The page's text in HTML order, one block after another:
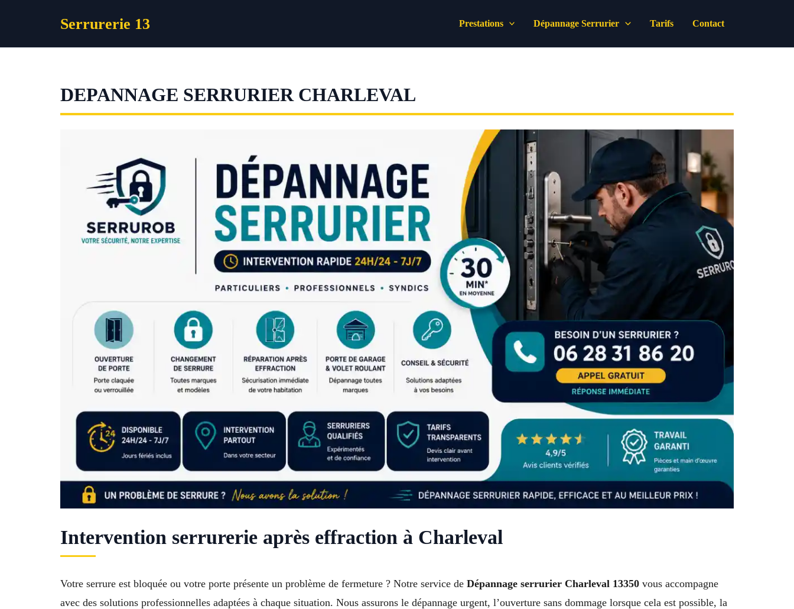
Serrurerie 13 Prestations Dépannage Serrurier Tarifs Contact
DEPANNAGE SERRURIER CHARLEVAL
Intervention serrurerie après effraction à Charleval
Votre serrure est bloquée ou votre porte présente un problème de fermeture ? Notre service de Dépannage serrurier Charleval 13350 vous accompagne
avec des solutions professionnelles adaptées à chaque situation. Nous assurons le dépannage urgent, l’ouverture sans dommage lorsque cela est possible, la